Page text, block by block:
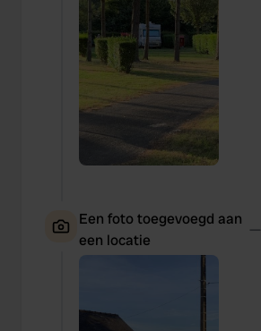
Een foto toegevoegd aan
een locatie
—